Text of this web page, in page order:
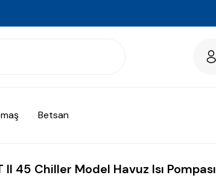
Betsan
II 45 Chiller Model Havuz Isı Pompası